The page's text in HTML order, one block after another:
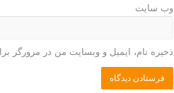
وب‌ سایت
ذخیره نام، ایمیل و وبسایت من در مرورگر